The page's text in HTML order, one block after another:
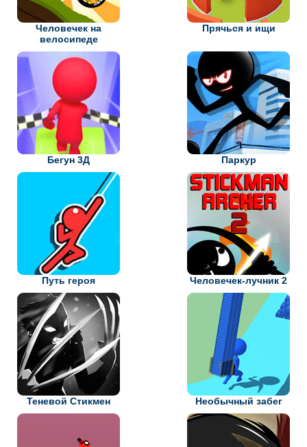
Человечек на
велосипеде
Прячься и ищи
Бегун 3Д Паркур
Путь героя Человечек-лучник 2
Теневой Стикмен Необычный забег